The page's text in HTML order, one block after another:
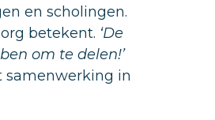
en scholingen.
betekent. ‘De
om te delen!’
samenwerking in